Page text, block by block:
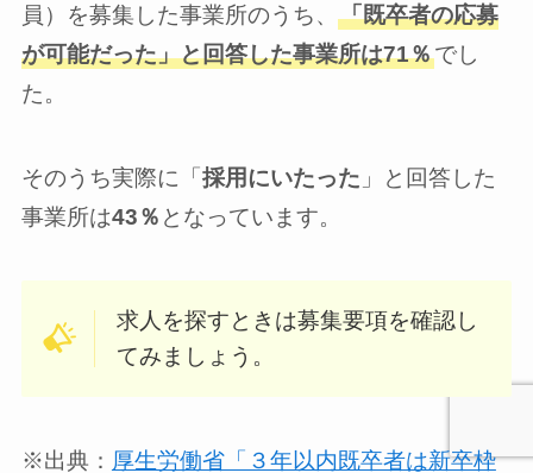
員）を募集した事業所のうち、 「既卒者の応募
が可能だった」と回答した事業所は71％でし
た。
そのうち実際に「採用にいたった 」と回答した
事業所は43％ となっています。
求人を探すときは募集要項を確認し
てみましょう。
※出典： 厚生労働省「３年以内既卒者は新卒枠